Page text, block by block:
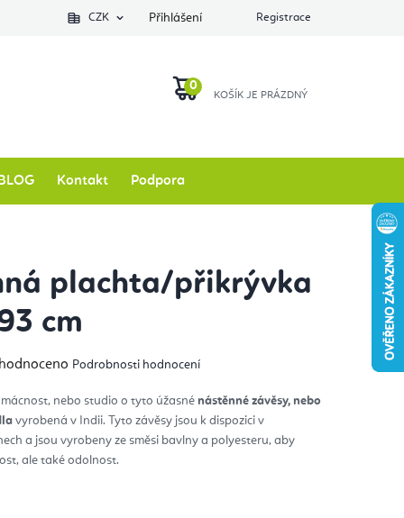
Zkontrolovat stav objednávky O nás
CZK Přihlášení Registrace
KOŠÍK
Kontakt Podpora
plachta/přikrývka
cm
Podrobnosti hodnocení
nebo studio o tyto úžasné nástěnné závěsy, nebo
vyrobená v Indii. Tyto závěsy jsou k dispozici v
a jsou vyrobeny ze směsi bavlny a polyesteru, aby
ale také odolnost.